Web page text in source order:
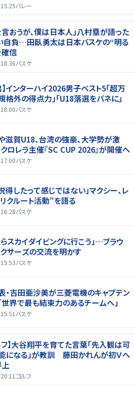
バレー
言おうが、僕は日本人」八村塁が語った
自負…田臥勇太は日本バスケの“明る
信
バスケ
インターハイ2026男子ベスト5「超万
格外の得点力」「U18落選をバネに」
バスケ
滋賀U18、台湾の強豪、大学勢が激
ロレラ主催『SC CUP 2026』が開催へ
バスケ
得したって感じではない」マクシー、レ
クルート活動”を語る
バスケ
スカイダイビングに行こう」…ブラウ
クサーズの交流を明かす
バスケ
・吉田亜沙美が三菱電機のキャプテン
界で最も結束力のあるチームへ」
バスケ
フ】大谷翔平を育てた言葉「先入観は可
になる」が教訓 藤田かれんが初Ｖへ
上
ゴルフ